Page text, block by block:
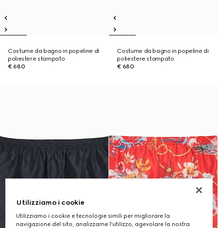
Costume da bagno in popeline di
poliestere stampato
€ 680
Costume da bagno in popeline di
poliestere stampato
€ 680
Utilizziamo i cookie
Utilizziamo i cookie e tecnologie simili per migliorare la
navigazione del sito, analizzarne l'utilizzo, agevolare la nostra